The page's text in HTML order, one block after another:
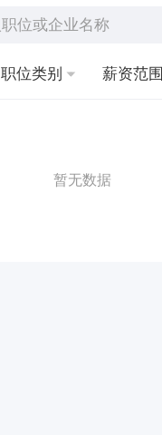
职位类别 薪资范围
暂无数据